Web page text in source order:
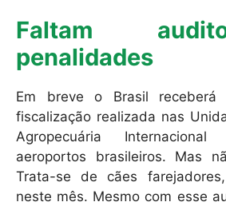
Faltam
penalidades
Em breve o Brasil receberá
fiscalização realizada nas
Agropecuária
aeroportos brasileiros. Mas
Trata-se de cães
neste mês. Mesmo com esse